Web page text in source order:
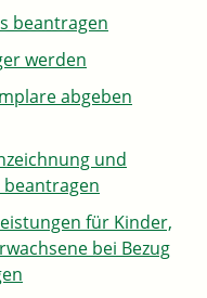
beantragen
werden
abgeben
und
für Kinder,
bei Bezug